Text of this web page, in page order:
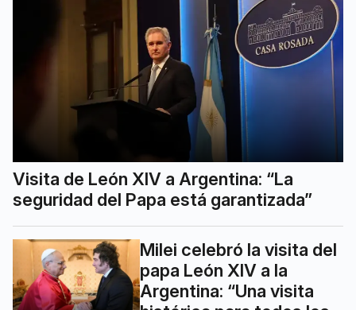
Visita de León XIV a Argentina: “La
seguridad del Papa está garantizada”
Milei celebró la visita del
papa León XIV a la
Argentina: “Una visita